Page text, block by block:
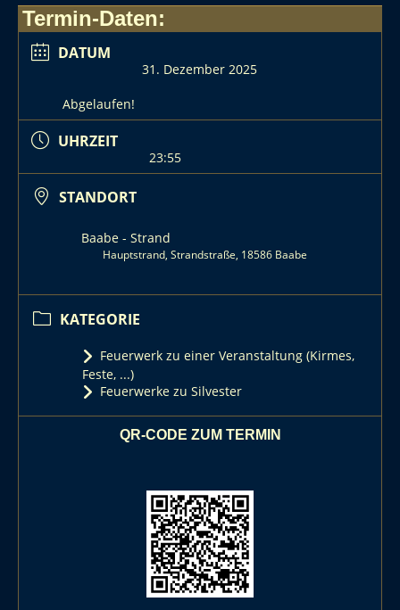
Termin-Daten:
DATUM
31. Dezember 2025
Abgelaufen!
UHRZEIT
23:55
STANDORT
Baabe - Strand
Hauptstrand, Strandstraße, 18586 Baabe
KATEGORIE
Feuerwerk zu einer Veranstaltung (Kirmes,
Feste, ...)
Feuerwerke zu Silvester
QR-CODE ZUM TERMIN